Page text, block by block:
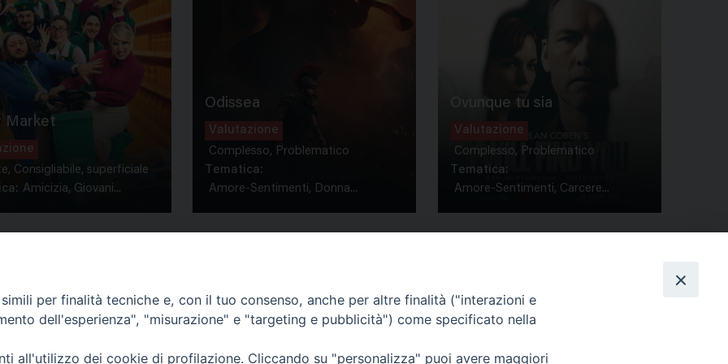
Market
Consigliabile, superficiale
Amicizia, Giovani...
Odissea
Valutazione
Complesso, Problematico
Tematica:
Amore-Sentimenti, Donna...
Ovunque tu sia
Valutazione
Complesso, Problematico
Tematica:
Amore-Sentimenti, Carcere...
Contatti & Info
per finalità tecniche e, con il tuo consenso, anche per altre finalità ("interazioni e
dell'esperienza", "misurazione" e "targeting e pubblicità") come specificato nella
all'utilizzo dei cookie di profilazione. Cliccando su "personalizza" puoi avere maggiori